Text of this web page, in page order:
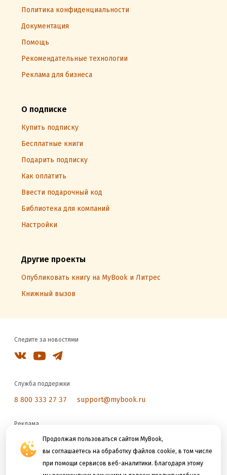
Продолжая пользоваться сайтом MyBook,
вы соглашаетесь на обработку файлов cookie, в том числе
при помощи сервисов веб-аналитики. Благодаря этому
Политика конфиденциальности
Документация
Помощь
Рекомендательные технологии
Реклама для бизнеса
О подписке
Купить подписку
Бесплатные книги
Подарить подписку
Как оплатить
Ввести подарочный код
Библиотека для компаний
Настройки
Другие проекты
Опубликовать книгу на MyBook и Литрес
Книжный вызов
Следите за новостями
Служба поддержки
8 800 333 27 37 support@mybook.ru
Реклама
reklama@litres.ru
Мы принимаем к оплате